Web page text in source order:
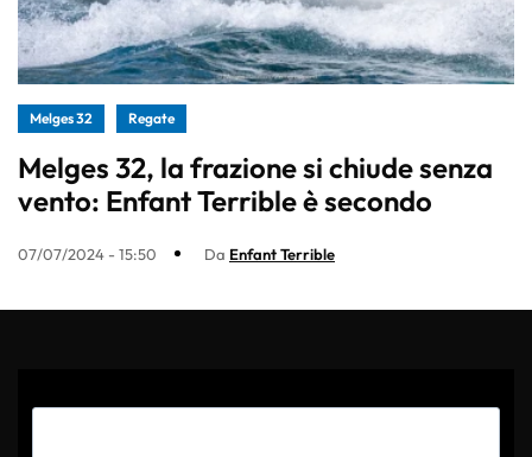
Melges 32 Regate
Melges 32, la frazione si chiude senza
vento: Enfant Terrible è secondo
07/07/2024 - 15:50 Da Enfant Terrible